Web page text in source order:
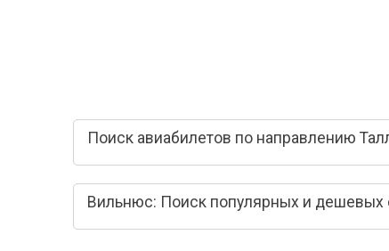
Поиск авиабилетов по направлению
Вильнюс: Поиск популярных и дешевых